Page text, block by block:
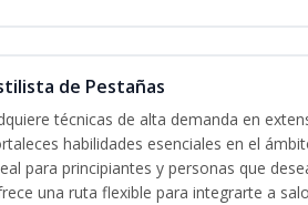
de Pestañas
técnicas de alta demanda en
habilidades esenciales en el
para principiantes y personas que
una ruta flexible para integrarte a